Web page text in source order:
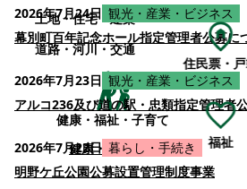
土地・住宅・建築
道路・河川・交通
健康・福祉・子育て
健康・福祉・子育て
2026年7月24日 観光・産業・ビジネス
幕別町百年記念ホール指定管理者公募に
2026年7月23日 観光・産業・ビジネス
アルコ236及び道の駅・忠類指定管理者
2026年7月22日 暮らし・手続き
明野ケ丘公園公募設置管理制度事業
住民票・
福祉